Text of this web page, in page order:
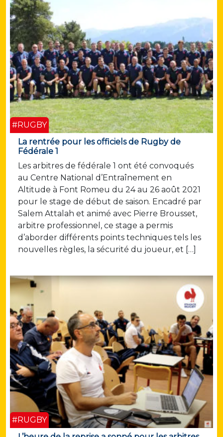
#RUGBY
La rentrée pour les officiels de Rugby de
Fédérale 1
Les arbitres de fédérale 1 ont été convoqués
au Centre National d’Entraînement en
Altitude à Font Romeu du 24 au 26 août 2021
pour le stage de début de saison. Encadré par
Salem Attalah et animé avec Pierre Brousset,
arbitre professionnel, ce stage a permis
d’aborder différents points techniques tels les
nouvelles règles, la sécurité du joueur, et […]
#RUGBY